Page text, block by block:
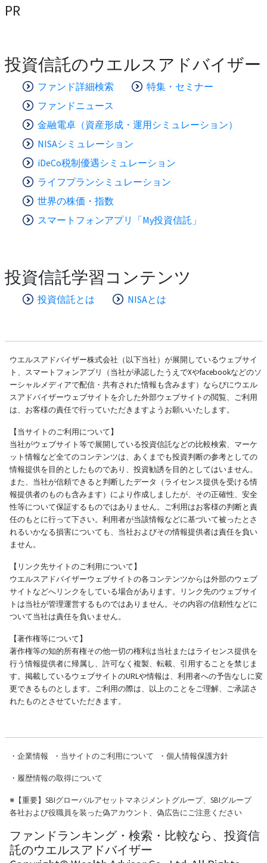
PR
投資信託のウエルスアドバイザー
ファンド詳細検索
特集・セミナー
ファンドニュース
金融電卓（資産形成・運用シミュレーション）
NISAシミュレーション
iDeCo税制優遇シミュレーション
ライフプランシミュレーション
世界の株価・指数
スマートフォンアプリ「My投資信託」
投資信託学習コンテンツ
投資信託とは NISAとは
ウエルスアドバイザー株式会社（以下当社）が展開しているウェブサイ
ト、スマートフォンアプリ（当社が承認したうえでXやfacebookなどのソ
ーシャルメディアで配信・共有された情報も含みます）ならびにウエル
スアドバイザーウェブサイトを介した外部ウェブサイトの閲覧、ご利用
は、お客様の責任で行っていただきますようお願いいたします。
【当サイトのご利用について】
当社がウェブサイト等で展開している投資信託などの比較検索、マーケ
ット情報など全てのコンテンツは、あくまでも投資判断の参考としての
情報提供を目的としたものであり、投資勧誘を目的としてはいません。
また、当社が信頼できると判断したデータ（ライセンス提供を受ける情
報提供者のものも含みます）により作成しましたが、その正確性、安全
性等について保証するものではありません。ご利用はお客様の判断と責
任のもとに行って下さい。利用者が当該情報などに基づいて被ったとさ
れるいかなる損害についても、当社およびその情報提供者は責任を負い
ません。
【リンク先サイトのご利用について】
ウエルスアドバイザーウェブサイトの各コンテンツからは外部のウェブ
サイトなどへリンクをしている場合があります。リンク先のウェブサイ
トは当社が管理運営するものではありません。その内容の信頼性などに
ついて当社は責任を負いません。
【著作権等について】
著作権等の知的所有権その他一切の権利は当社またはライセンス提供を
行う情報提供者に帰属し、許可なく複製、転載、引用することを禁じま
す。掲載しているウェブサイトのURLや情報は、利用者への予告なしに変
更できるものとします。ご利用の際は、以上のことをご理解、ご承諾さ
れたものとさせていただきます。
・ 企業情報 ・ 当サイトのご利用について ・ 個人情報保護方針
・ 履歴情報の取得について
※【重要】SBIグローバルアセットマネジメントグループ、SBIグループ
各社および役職員を装った偽アカウント、偽広告にご注意ください
ファンドランキング・検索・比較なら、投資信
託のウエルスアドバイザー